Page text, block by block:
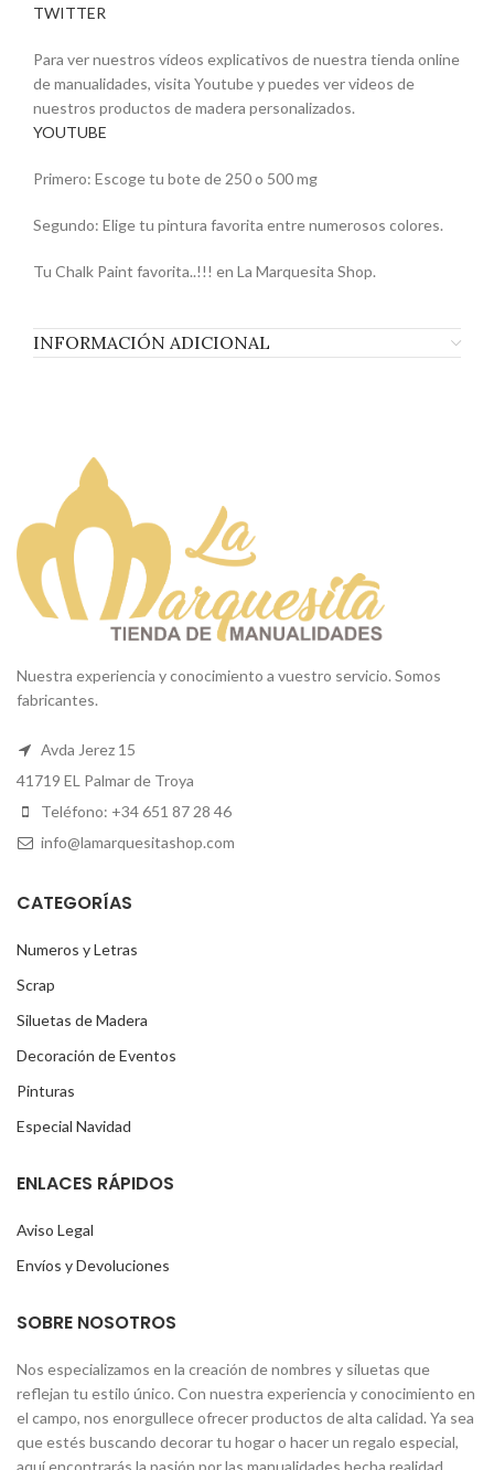
TWITTER
Para ver nuestros vídeos explicativos de nuestra tienda online
de manualidades, visita Youtube y puedes ver videos de
nuestros productos de madera personalizados.
YOUTUBE
Primero: Escoge tu bote de 250 o 500 mg
Segundo: Elige tu pintura favorita entre numerosos colores.
Tu Chalk Paint favorita..!!! en La Marquesita Shop.
INFORMACIÓN ADICIONAL
Nuestra experiencia y conocimiento a vuestro servicio. Somos
fabricantes.
Avda Jerez 15
41719 EL Palmar de Troya
Teléfono: +34 651 87 28 46
info@lamarquesitashop.com
CATEGORÍAS
Numeros y Letras
Scrap
Siluetas de Madera
Decoración de Eventos
Pinturas
Especial Navidad
ENLACES RÁPIDOS
Aviso Legal
Envíos y Devoluciones
SOBRE NOSOTROS
Nos especializamos en la creación de nombres y siluetas que
reflejan tu estilo único. Con nuestra experiencia y conocimiento en
el campo, nos enorgullece ofrecer productos de alta calidad. Ya sea
que estés buscando decorar tu hogar o hacer un regalo especial,
aquí encontrarás la pasión por las manualidades hecha realidad.